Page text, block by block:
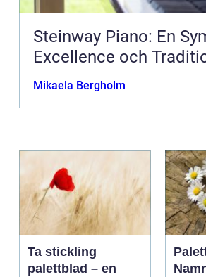
Steinway Piano: En
Excellence och
Mikaela Bergholm
Ta stickling
palettblad – en